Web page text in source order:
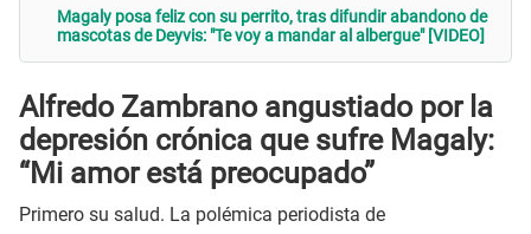
Magaly posa feliz con su perrito, tras difundir abandono de
mascotas de Deyvis: "Te voy a mandar al albergue" [VIDEO]
Alfredo Zambrano angustiado por la
depresión crónica que sufre Magaly:
“Mi amor está preocupado”
Primero su salud. La polémica periodista de